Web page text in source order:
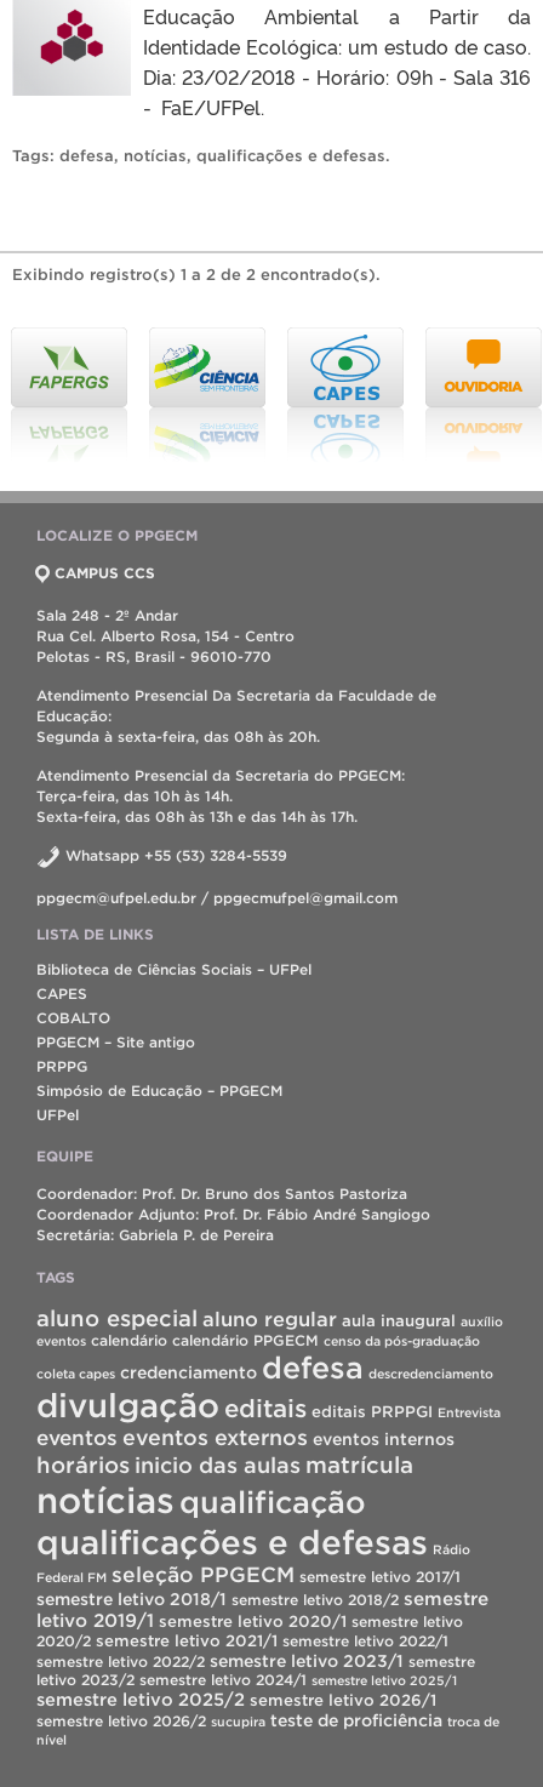
Educação Ambiental a Partir da
Identidade Ecológica: um estudo de caso.
Dia: 23/02/2018 - Horário: 09h - Sala 316
- FaE/UFPel.
Tags: defesa, notícias, qualificações e defesas.
Exibindo registro(s) 1 a 2 de 2 encontrado(s).
LOCALIZE O PPGECM
CAMPUS CCS
Sala 248 - 2º Andar
Rua Cel. Alberto Rosa, 154 - Centro
Pelotas - RS, Brasil - 96010-770
Atendimento Presencial Da Secretaria da Faculdade de
Educação:
Segunda à sexta-feira, das 08h às 20h.
Atendimento Presencial da Secretaria do PPGECM:
Terça-feira, das 10h às 14h.
Sexta-feira, das 08h às 13h e das 14h às 17h.
Whatsapp +55 (53) 3284-5539
ppgecm@ufpel.edu.br / ppgecmufpel@gmail.com
LISTA DE LINKS
Biblioteca de Ciências Sociais – UFPel
CAPES
COBALTO
PPGECM – Site antigo
PRPPG
Simpósio de Educação – PPGECM
UFPel
EQUIPE
Coordenador: Prof. Dr. Bruno dos Santos Pastoriza
Coordenador Adjunto: Prof. Dr. Fábio André Sangiogo
Secretária: Gabriela P. de Pereira
TAGS
aluno especial aluno regular aula inaugural auxílio
eventos calendário calendário PPGECM censo da pós-graduação
coleta capes credenciamento defesa descredenciamento
divulgação editais editais PRPPGI Entrevista
eventos eventos externos eventos internos
horários inicio das aulas matrícula
notícias qualificação
qualificações e defesas Rádio
Federal FM seleção PPGECM semestre letivo 2017/1
semestre letivo 2018/1 semestre letivo 2018/2 semestre
letivo 2019/1 semestre letivo 2020/1 semestre letivo
2020/2 semestre letivo 2021/1 semestre letivo 2022/1
semestre letivo 2022/2 semestre letivo 2023/1 semestre
letivo 2023/2 semestre letivo 2024/1 semestre letivo 2025/1
semestre letivo 2025/2 semestre letivo 2026/1
semestre letivo 2026/2 sucupira teste de proficiência troca de
nível